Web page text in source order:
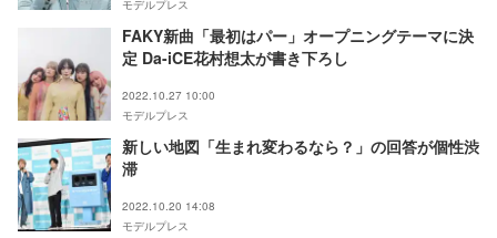
モデルプレス
FAKY新曲「最初はパー」オープニングテーマに決
定 Da-iCE花村想太が書き下ろし
2022.10.27 10:00
モデルプレス
新しい地図「生まれ変わるなら？」の回答が個性渋
滞
2022.10.20 14:08
モデルプレス